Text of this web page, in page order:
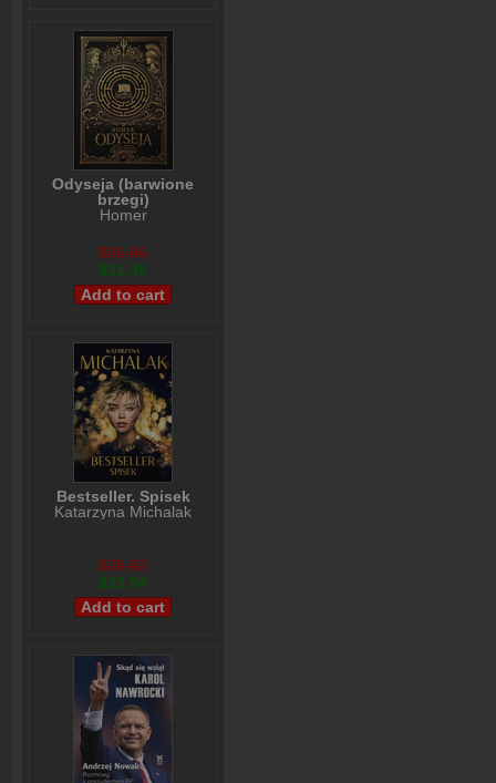
Odyseja (barwione
brzegi)
Homer
$39,96
$31,45
Bestseller. Spisek
Katarzyna Michalak
$29,92
$22,94